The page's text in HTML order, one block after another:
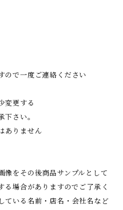
ので一度ご連絡ください
変更する
さい。
ありません
をその後商品サンプルとして
る場合がありますのでご了承く
ている名前・店名・会社名など